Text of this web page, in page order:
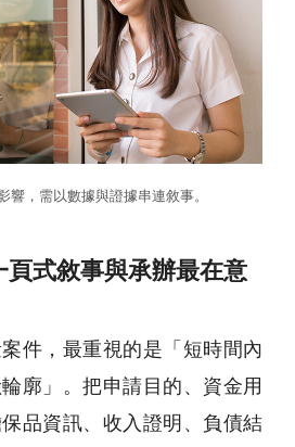
響，需以數據與證據串連敘事。
式敘事與承辦最在意
件，最重視的是「短時間內
廓」。把申請目的、資金用
品資訊、收入證明、負債結